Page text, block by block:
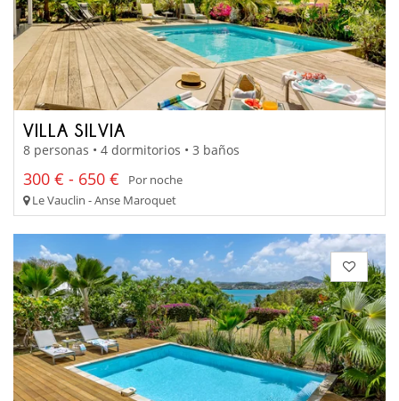
VILLA SILVIA
8 personas • 4 dormitorios • 3 baños
300 € - 650 €
Por noche
Le Vauclin - Anse Maroquet